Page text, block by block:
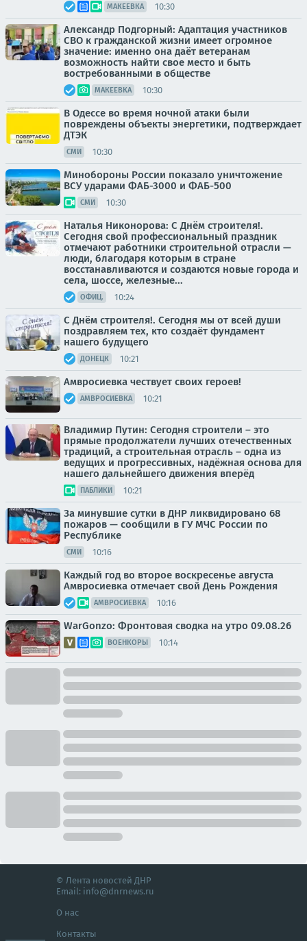
МАКЕЕВКА 10:30
Александр Подгорный: Адаптация участников
СВО к гражданской жизни имеет огромное
значение: именно она даёт ветеранам
возможность найти свое место и быть
востребованными в обществе
МАКЕЕВКА 10:30
В Одессе во время ночной атаки были
повреждены объекты энергетики, подтверждает
ДТЭК
СМИ 10:30
Минобороны России показало уничтожение
ВСУ ударами ФАБ-3000 и ФАБ-500
СМИ 10:30
Наталья Никонорова: С Днём строителя!.
Сегодня свой профессиональный праздник
отмечают работники строительной отрасли —
люди, благодаря которым в стране
восстанавливаются и создаются новые города и
села, шоссе, железные...
ОФИЦ. 10:24
С Днём строителя!. Сегодня мы от всей души
поздравляем тех, кто создаёт фундамент
нашего будущего
ДОНЕЦК 10:21
Амвросиевка чествует своих героев!
АМВРОСИЕВКА 10:21
Владимир Путин: Сегодня строители – это
прямые продолжатели лучших отечественных
традиций, а строительная отрасль – одна из
ведущих и прогрессивных, надёжная основа для
нашего дальнейшего движения вперёд
ПАБЛИКИ 10:21
За минувшие сутки в ДНР ликвидировано 68
пожаров — сообщили в ГУ МЧС России по
Республике
СМИ 10:16
Каждый год во второе воскресенье августа
Амвросиевка отмечает свой День Рождения
АМВРОСИЕВКА 10:16
WarGonzo: Фронтовая сводка на утро 09.08.26
ВОЕНКОРЫ 10:14
© Лента новостей ДНР
Email: info@dnrnews.ru
О нас
Контакты